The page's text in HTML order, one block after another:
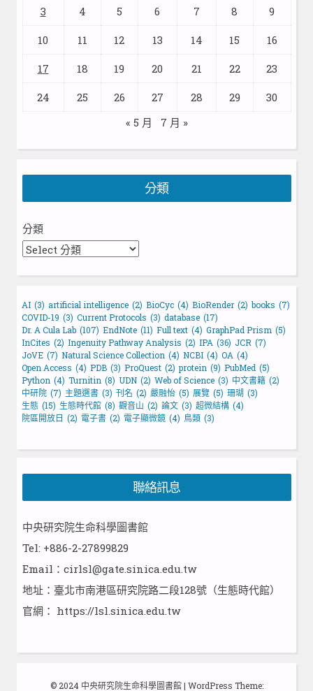
3 4 5 6 7 8 9
10 11 12 13 14 15 16
17 18 19 20 21 22 23
24 25 26 27 28 29
30
« 5 月
7 月 »
分類
分類
AI (3) artificial intelligence (2) BioCyc (4) BioRender (2) books (7)
COVID-19 (3) Current Protocols (3) database (17)
Dr. A Cula Lab (107) EndNote (11) Full text (4) GraphPad Prism (5)
InCites (2) Ingenuity Pathway Analysis (2) IPA (36) JCR (7)
JoVE (7) Natural Science Collection (4) NCBI (4) OA (4)
Open Access (4) PDB (3) ProQuest (2) protein (9) PubMed (5)
Python (4) Turnitin (8) UDN (2) Web of Science (3) 中文書籍 (2)
中研院 (7) 主題選書 (3) 刊名 (2) 嚴融怡 (5) 展覽 (5) 珊瑚 (3)
生態 (15) 生態時代館 (8) 觀音山 (2) 論文 (3) 超微結構 (4)
院區開放日 (2) 電子書 (2) 電子顯微鏡 (4) 鳥類 (3)
聯絡訊息
中央研究院生命科學圖書館
Tel: +886-2-27899829
Email：cirlsl@gate.sinica.edu.tw
地址：臺北市南港區研究院路二段128號（生態時代館）
官網： https://lsl.sinica.edu.tw
© 2024 中央研究院生命科學圖書館 | WordPress Theme: